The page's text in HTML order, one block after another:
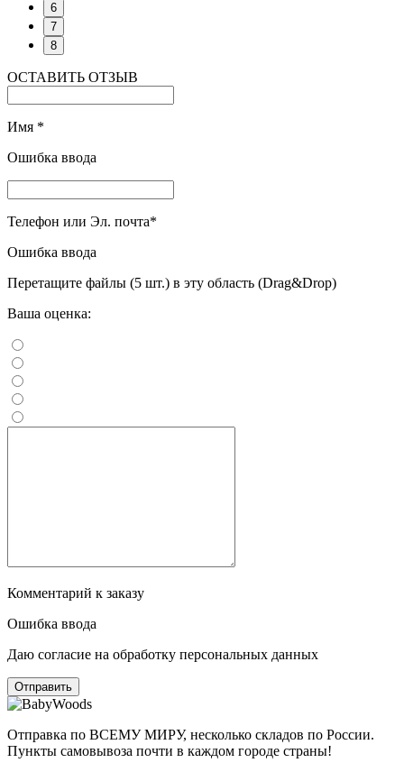
6
7
8
ОСТАВИТЬ ОТЗЫВ
Имя *
Ошибка ввода
Телефон или Эл. почта*
Ошибка ввода
Перетащите файлы (5 шт.) в эту область (Drag&Drop)
Ваша оценка:
Комментарий к заказу
Ошибка ввода
Даю согласие на обработку персональных данных
Отправка по ВСЕМУ МИРУ, несколько складов по России.
Пункты самовывоза почти в каждом городе страны!